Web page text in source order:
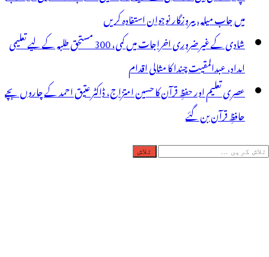
میں جاب میلہ، بیروزگار نوجوان استفادہ کریں
شادی کے غیر ضروری اخراجات میں کمی، 300 مستحق طلبہ کے لیے تعلیمی
امداد، عبدالمقیت چندا کا مثالی اقدام
عصری تعلیم اور حفظِ قرآن کا حسین امتزاج، ڈاکٹر عتیق احمد کے چاروں بچے
حافظِ قرآن بن گئے
تلاش